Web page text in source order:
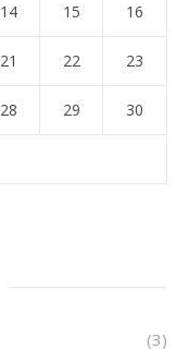
14 15 16
21 22 23
28 29 30
(3)